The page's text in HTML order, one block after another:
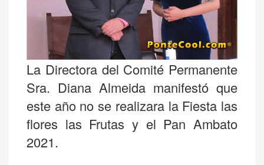
La Directora del Comité Permanente
Sra. Diana Almeida manifestó que
este año no se realizara la Fiesta las
flores las Frutas y el Pan Ambato
2021.